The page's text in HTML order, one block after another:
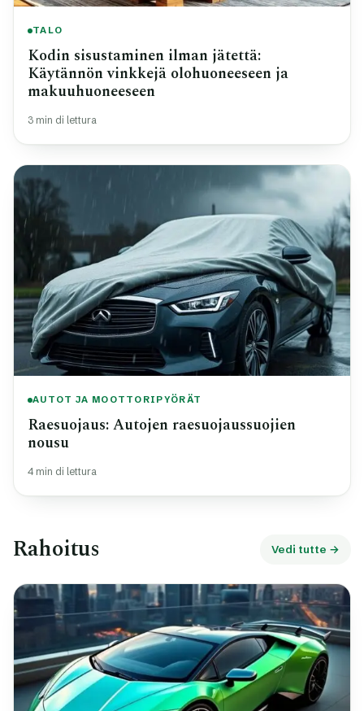
TALO
Kodin sisustaminen ilman jätettä:
Käytännön vinkkejä olohuoneeseen ja
makuuhuoneeseen
3 min di lettura
AUTOT JA MOOTTORIPYÖRÄT
Raesuojaus: Autojen raesuojaussuojien
nousu
4 min di lettura
Rahoitus Vedi tutte →